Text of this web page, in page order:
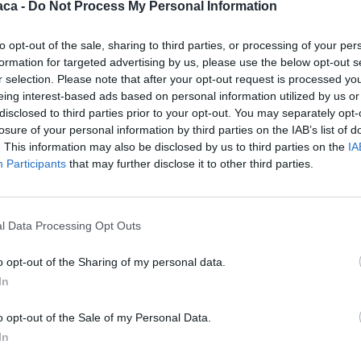
- Do Not Process My Personal Information
opt-out of the sale, sharing to third parties, or processing of your
for targeted advertising by us, please use the below opt-out
selection. Please note that after your opt-out request is processed
interest-based ads based on personal information utilized by us
to third parties prior to your opt-out. You may separately
of your personal information by third parties on the IAB’s list of
This information may also be disclosed by us to third parties on the
Participants that may further disclose it to other third parties.
Data Processing Opt Outs
opt-out of the Sharing of my personal data.
opt-out of the Sale of my Personal Data.
Martin e Capo Mortola e fondali San Gaetano. Il
dei Due Capi come spazio permanente
nel rispetto delle competenze di ciascun ente.
una collaborazione che guarda al futuro e riconosce
condivisa, capace di superare i confini
un patrimonio comune e solo attraverso il
e territori possiamo garantirne la conservazione. Un
l’acquacoltura, il turismo sostenibile e tutte le
Liguria continuerà a investire nella cooperazione
risultati concreti per l’ambiente e per lo sviluppo
regionale Alessandro Piana.
di Pilotaggio del progetto per fare il punto sui
e definire le prospettive future della
consolidando il percorso avviato dal progetto
Transfrontaliero dei Due Capi.